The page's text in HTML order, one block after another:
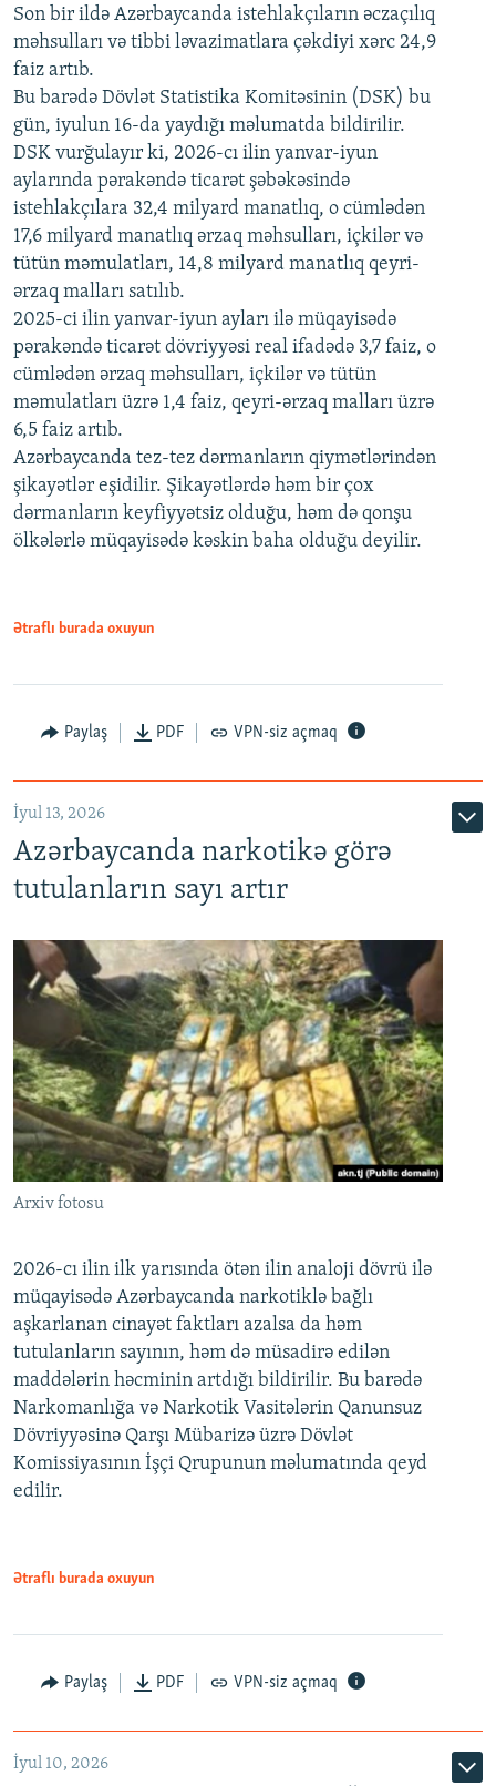
Auto 240p 360p 480p
720p 1080p
360p
480p
720p
1080p
Son bir ildə Azərbaycanda istehlakçıların əczaçılıq
məhsulları və tibbi ləvazimatlara çəkdiyi xərc 24,9
faiz artıb.
Bu barədə Dövlət Statistika Komitəsinin (DSK) bu
gün, iyulun 16-da yaydığı məlumatda bildirilir.
DSK vurğulayır ki, 2026-cı ilin yanvar-iyun
aylarında pərakəndə ticarət şəbəkəsində
istehlakçılara 32,4 milyard manatlıq, o cümlədən
17,6 milyard manatlıq ərzaq məhsulları, içkilər və
tütün məmulatları, 14,8 milyard manatlıq qeyri-
ərzaq malları satılıb.
2025-ci ilin yanvar-iyun ayları ilə müqayisədə
pərakəndə ticarət dövriyyəsi real ifadədə 3,7 faiz, o
cümlədən ərzaq məhsulları, içkilər və tütün
məmulatları üzrə 1,4 faiz, qeyri-ərzaq malları üzrə
6,5 faiz artıb.
Azərbaycanda tez-tez dərmanların qiymətlərindən
şikayətlər eşidilir. Şikayətlərdə həm bir çox
dərmanların keyfiyyətsiz olduğu, həm də qonşu
ölkələrlə müqayisədə kəskin baha olduğu deyilir.
Ətraflı burada oxuyun
Paylaş PDF VPN-siz açmaq
İyul 13, 2026
Azərbaycanda narkotikə görə
tutulanların sayı artır
Arxiv fotosu
2026-cı ilin ilk yarısında ötən ilin analoji dövrü ilə
müqayisədə Azərbaycanda narkotiklə bağlı
aşkarlanan cinayət faktları azalsa da həm
tutulanların sayının, həm də müsadirə edilən
maddələrin həcminin artdığı bildirilir. Bu barədə
Narkomanlığa və Narkotik Vasitələrin Qanunsuz
Dövriyyəsinə Qarşı Mübarizə üzrə Dövlət
Komissiyasının İşçi Qrupunun məlumatında qeyd
edilir.
Ətraflı burada oxuyun
Paylaş PDF VPN-siz açmaq
İyul 10, 2026